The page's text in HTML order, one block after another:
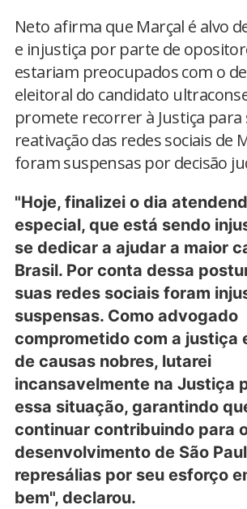
Neto afirma que Marçal é alvo
e injustiça por parte de
estariam preocupados com o
eleitoral do candidato
promete recorrer à Justiça para
reativação das redes sociais de
foram suspensas por decisão
"Hoje, finalizei o dia
especial, que está sendo
se dedicar a ajudar a maior
Brasil. Por conta dessa
suas redes sociais foram
suspensas. Como advogado
comprometido com a justiça
de causas nobres, lutarei
incansavelmente na Justiça
essa situação, garantindo
continuar contribuindo para
desenvolvimento de São
represálias por seu esforço
bem", declarou.